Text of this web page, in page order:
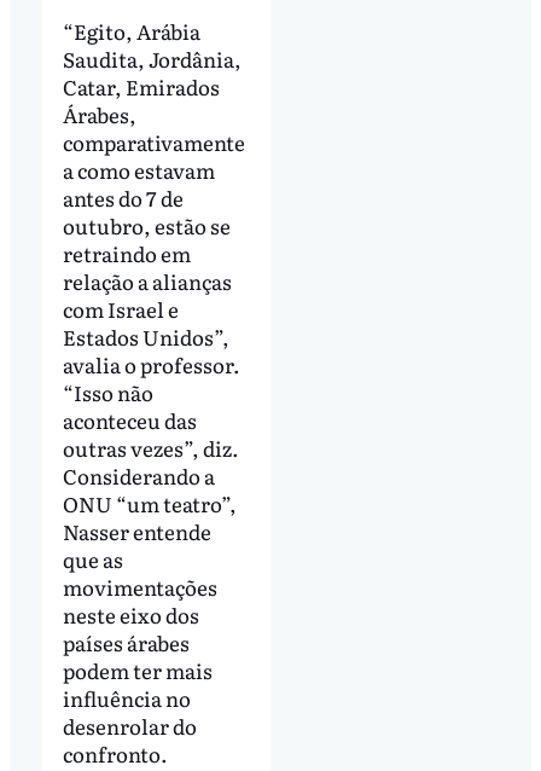
“Egito, Arábia
Saudita, Jordânia,
Catar, Emirados
Árabes,
comparativamente
a como estavam
antes do 7 de
outubro, estão se
retraindo em
relação a alianças
com Israel e
Estados Unidos”,
avalia o professor.
“Isso não
aconteceu das
outras vezes”, diz.
Considerando a
ONU “um teatro”,
Nasser entende
que as
movimentações
neste eixo dos
países árabes
podem ter mais
influência no
desenrolar do
confronto.